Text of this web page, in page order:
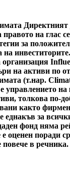
Директният
на глас
за
на
организация
на активи по
(т.нар.
управлението
толкова по-
както
еднакъв за
фонд няма
оценен поради
повече в